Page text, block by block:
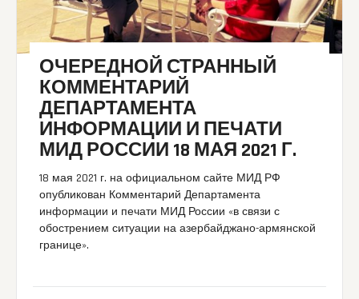
ОЧЕРЕДНОЙ СТРАННЫЙ
КОММЕНТАРИЙ
ДЕПАРТАМЕНТА
ИНФОРМАЦИИ И ПЕЧАТИ
МИД РОССИИ 18 МАЯ 2021 Г.
18 мая 2021 г. на официальном сайте МИД РФ
опубликован Комментарий Департамента
информации и печати МИД России «в связи с
обострением ситуации на азербайджано-армянской
границе».